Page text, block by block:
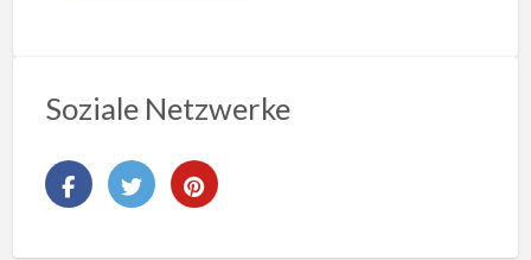
Soziale Netzwerke